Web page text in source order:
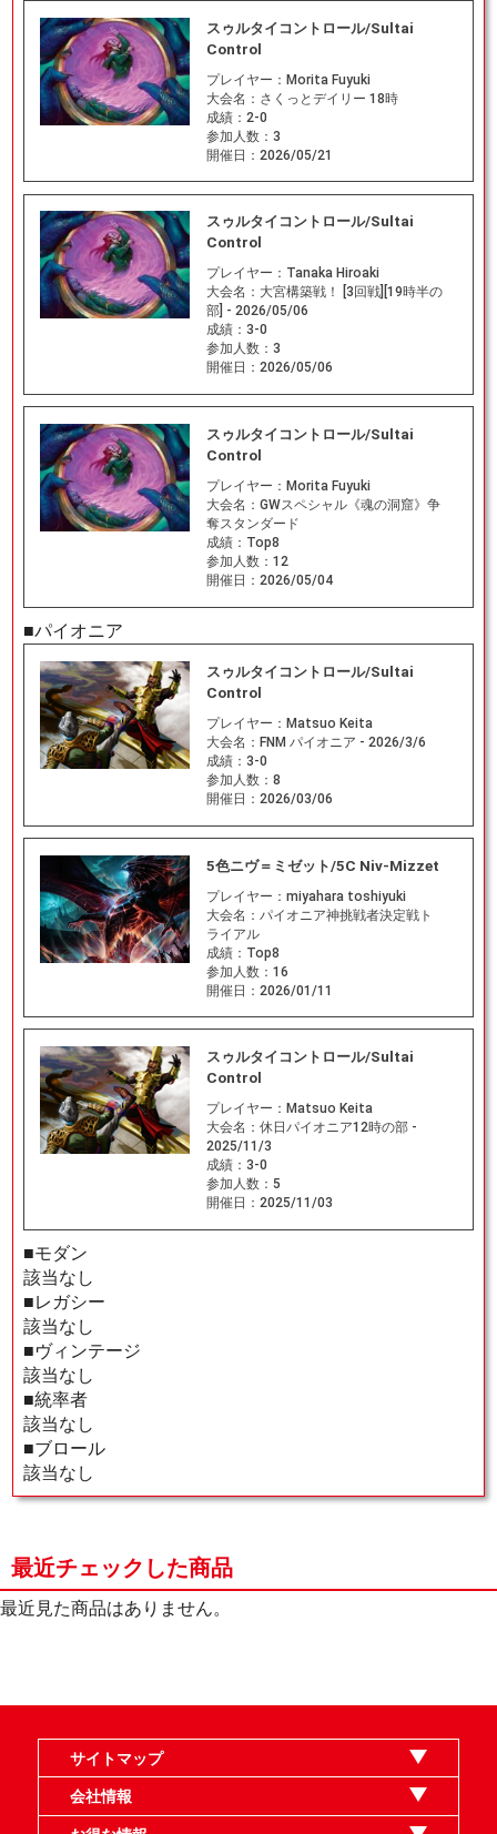
スゥルタイコントロール/Sultai
Control
プレイヤー： Morita Fuyuki
大会名： さくっとデイリー 18時
成績： 2-0
参加人数： 3
開催日： 2026/05/21
スゥルタイコントロール/Sultai
Control
プレイヤー： Tanaka Hiroaki
大会名： 大宮構築戦！ [3回戦][19時半の
部] - 2026/05/06
成績： 3-0
参加人数： 3
開催日： 2026/05/06
スゥルタイコントロール/Sultai
Control
プレイヤー： Morita Fuyuki
大会名： GWスペシャル《魂の洞窟》争
奪スタンダード
成績： Top8
参加人数： 12
開催日： 2026/05/04
■パイオニア
スゥルタイコントロール/Sultai
Control
プレイヤー： Matsuo Keita
大会名： FNM パイオニア - 2026/3/6
成績： 3-0
参加人数： 8
開催日： 2026/03/06
5色ニヴ＝ミゼット/5C Niv-Mizzet
プレイヤー： miyahara toshiyuki
大会名： パイオニア神挑戦者決定戦ト
ライアル
成績： Top8
参加人数： 16
開催日： 2026/01/11
スゥルタイコントロール/Sultai
Control
プレイヤー： Matsuo Keita
大会名： 休日パイオニア12時の部 -
2025/11/3
成績： 3-0
参加人数： 5
開催日： 2025/11/03
■モダン
該当なし
■レガシー
該当なし
■ヴィンテージ
該当なし
■統率者
該当なし
■ブロール
該当なし
最近チェックした商品
最近見た商品はありません。
サイトマップ
オンラインショップ
買取
記事
選手一覧
デッキ検索
デッキ構築
イベント・大会
店舗のご案内
お問い合わせ
ヘルプ
FAQ
会社情報